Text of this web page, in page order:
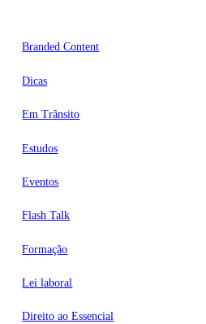
Branded Content
Dicas
Em Trânsito
Estudos
Eventos
Flash Talk
Formação
Lei laboral
Direito ao Essencial